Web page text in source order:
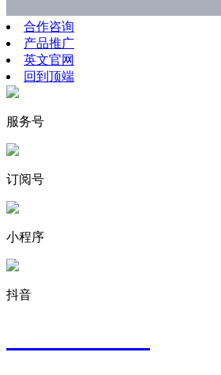
合作咨询
产品推广
英文官网
回到顶端
服务号
订阅号
小程序
抖音